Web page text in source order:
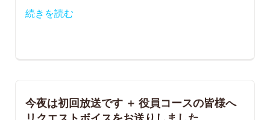
続きを読む
今夜は初回放送です ＋ 役員コースの皆様へ